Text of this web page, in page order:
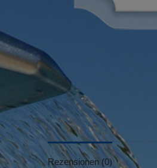
Rezensionen (0)